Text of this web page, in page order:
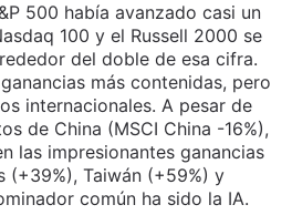
500 había avanzado casi un
100 y el Russell 2000 se
del doble de esa cifra.
más contenidas, pero
internacionales. A pesar de
de China (MSCI China -16%),
las impresionantes ganancias
(+39%), Taiwán (+59%) y
común ha sido la IA.